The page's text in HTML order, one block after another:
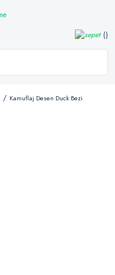
Kamuflaj Desen Duck Bezi